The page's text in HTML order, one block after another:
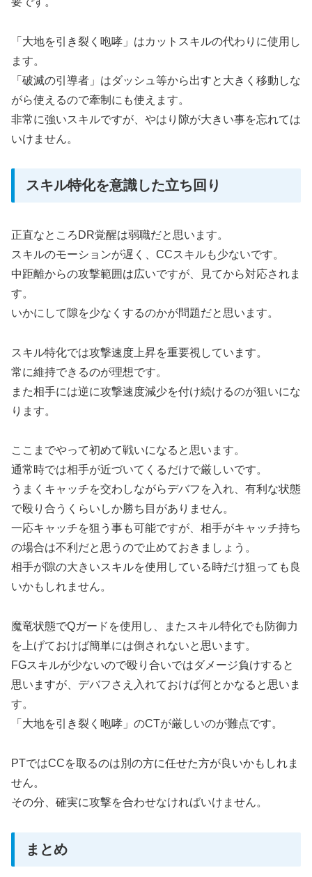
「大地を引き裂く咆哮」はカットスキルの代わりに使用し
ます。
「破滅の引導者」はダッシュ等から出すと大きく移動しな
がら使えるので牽制にも使えます。
非常に強いスキルですが、やはり隙が大きい事を忘れては
いけません。
スキル特化を意識した立ち回り
正直なところDR覚醒は弱職だと思います。
スキルのモーションが遅く、CCスキルも少ないです。
中距離からの攻撃範囲は広いですが、見てから対応されま
す。
いかにして隙を少なくするのかが問題だと思います。
スキル特化では攻撃速度上昇を重要視しています。
常に維持できるのが理想です。
また相手には逆に攻撃速度減少を付け続けるのが狙いにな
ります。
ここまでやって初めて戦いになると思います。
通常時では相手が近づいてくるだけで厳しいです。
うまくキャッチを交わしながらデバフを入れ、有利な状態
で殴り合うくらいしか勝ち目がありません。
一応キャッチを狙う事も可能ですが、相手がキャッチ持ち
の場合は不利だと思うので止めておきましょう。
相手が隙の大きいスキルを使用している時だけ狙っても良
いかもしれません。
魔竜状態でQガードを使用し、またスキル特化でも防御力
を上げておけば簡単には倒されないと思います。
FGスキルが少ないので殴り合いではダメージ負けすると
思いますが、デバフさえ入れておけば何とかなると思いま
す。
「大地を引き裂く咆哮」のCTが厳しいのが難点です。
PTではCCを取るのは別の方に任せた方が良いかもしれま
せん。
その分、確実に攻撃を合わせなければいけません。
まとめ